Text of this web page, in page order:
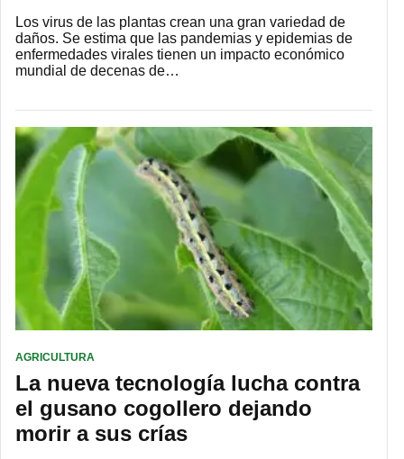
Los virus de las plantas crean una gran variedad de
daños. Se estima que las pandemias y epidemias de
enfermedades virales tienen un impacto económico
mundial de decenas de…
AGRICULTURA
La nueva tecnología lucha contra
el gusano cogollero dejando
morir a sus crías